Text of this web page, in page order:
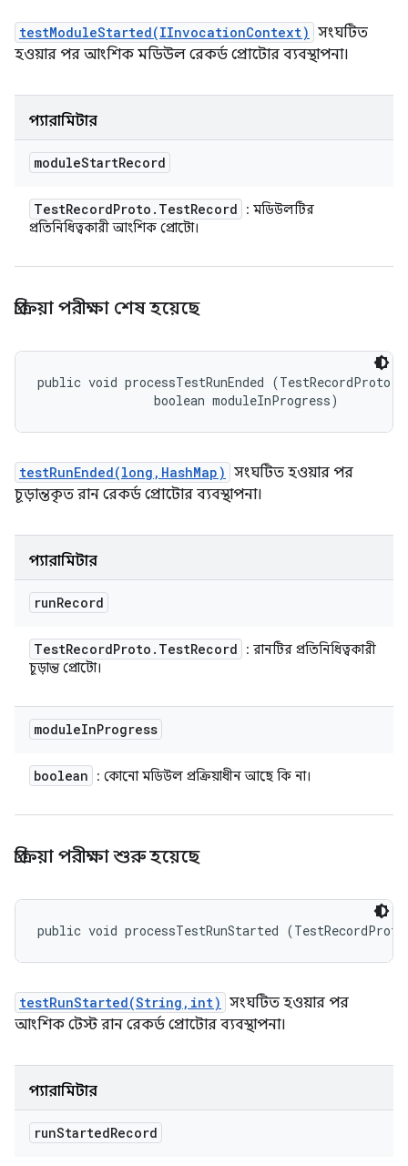
testModuleStarted(IInvocationContext) সংঘটিত
হওয়ার পর আংশিক মডিউল রেকর্ড প্রোটোর ব্যবস্থাপনা।
প্যারামিটার
moduleStartRecord
TestRecordProto . TestRecord
: মডিউলটির
প্রতিনিধিত্বকারী আংশিক প্রোটো।
প্রক্রিয়া পরীক্ষা শেষ হয়েছে
public void processTestRunEnded
                boolean moduleInProgress)
testRunEnded(long,HashMap) সংঘটিত হওয়ার পর
চূড়ান্তকৃত রান রেকর্ড প্রোটোর ব্যবস্থাপনা।
প্যারামিটার
runRecord
TestRecordProto . TestRecord
: রানটির প্রতিনিধিত্বকারী
চূড়ান্ত প্রোটো।
moduleInProgress
boolean : কোনো মডিউল প্রক্রিয়াধীন আছে কি না।
প্রক্রিয়া পরীক্ষা শুরু হয়েছে
public void processTestRunStarted
testRunStarted(String,int) সংঘটিত হওয়ার পর
আংশিক টেস্ট রান রেকর্ড প্রোটোর ব্যবস্থাপনা।
প্যারামিটার
runStartedRecord